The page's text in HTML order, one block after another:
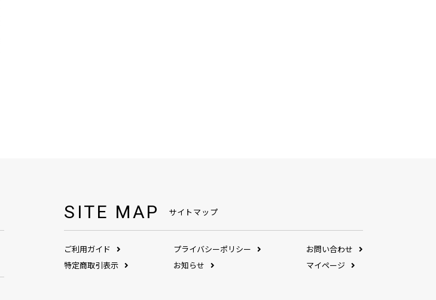
SITE MAP サイトマップ
ご利用ガイド
特定商取引表示
プライバシーポリシー
お知らせ
お問い合わせ
マイページ